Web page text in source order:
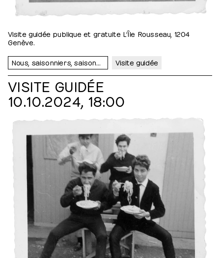
Visite guidée publique et gratuite L’Île Rousseau, 1204
Genève.
Nous, saisonniers, saisonnières… Visite guidée
VISITE GUIDÉE
10.10.2024, 18:00